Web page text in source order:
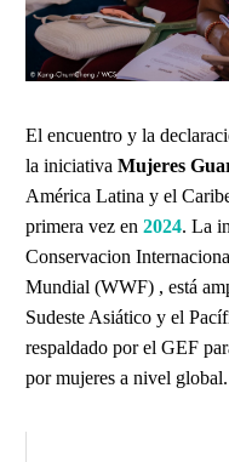
El encuentro y la
la iniciativa Mujeres
América Latina y el
primera vez en 2024. La
Conservacion
Mundial (WWF) , está
Sudeste Asiático y el
respaldado por el GEF
por mujeres a nivel global.